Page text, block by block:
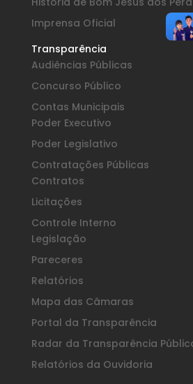
Imprensa Oficial
Transparência
Audiências Públicas
Concurso Público
Contas Municipais
Poder Executivo
Poder Legislativo
Contratações Públicas
Contratos
Licitações
Controle Interno
Legislação
Pareceres
Relatórios
Mapa das Câmaras
Portal da Transparência
Radar da Transparência
Relatórios da Ouvidoria